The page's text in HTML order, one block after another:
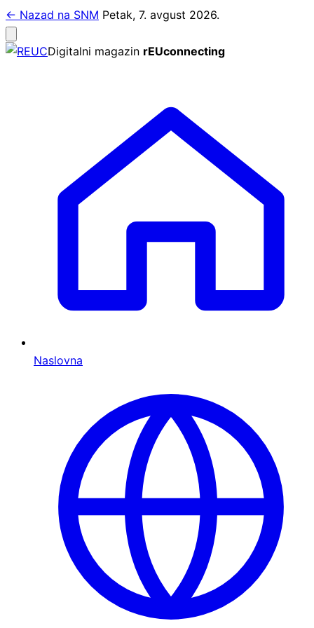
Pređi
na
sadržaj
← Nazad na SNM Petak, 7. avgust 2026.
meni
Digitalni magazin rEUconnecting
Naslovna